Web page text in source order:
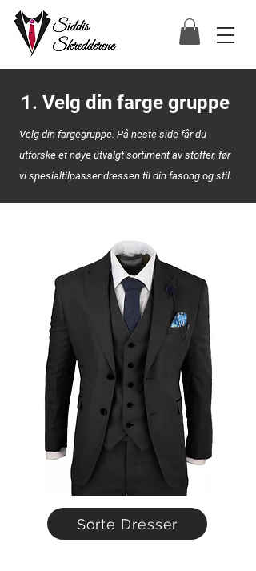
1. Velg din farge gruppe
Velg din fargegruppe. På neste side får du
utforske et nøye utvalgt sortiment av stoffer, før
vi spesialtilpasser dressen til din fasong og stil.
Sorte Dresser